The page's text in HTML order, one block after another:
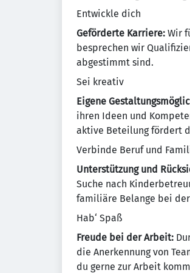
Entwickle dich
Geförderte Karriere: Wir
besprechen wir
abgestimmt sind.
Sei kreativ
Eigene
ihren Ideen und
aktive Beteilung fördert
Verbinde Beruf und
Unterstützung und
Suche nach
familiäre Belange bei
Hab‘ Spaß
Freude bei der Arbeit:
die Anerkennung von
du gerne zur Arbeit